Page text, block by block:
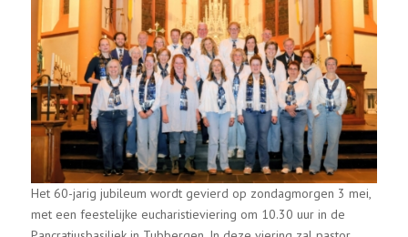
Het 60-jarig jubileum wordt gevierd op zondagmorgen 3 mei,
met een feestelijke eucharistieviering om 10.30 uur in de